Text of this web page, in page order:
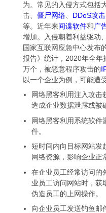
为。常见的入侵方式包括
击、 僵尸网络 DDoS攻击
等。近年来间谍软件和广
增加。入侵朝着利益驱动
国家互联网应急中心发布
报告》统计，2020年全
万个，被恶意程序攻击的
以一个企业为例，可能遭
网络黑客利用注入攻击
造成企业数据泄露或被
网络黑客利用系统软件
件。
短时间内向目标网站发
网络资源，影响企业正
在企业员工经常访问的
业员工访问网站时，获
伪造员工的上网操作。
向企业员工发送钓鱼邮